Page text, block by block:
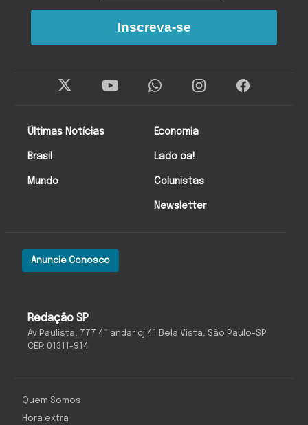
Redação SP
Av Paulista, 777 4º andar cj 41 Bela Vista, São Paulo-SP
CEP: 01311-914
Anuncie Conosco
Últimas Notícias
Brasil
Mundo
Economia
Lado oa!
Colunistas
Newsletter
Inscreva-se
Quem Somos
Hora extra